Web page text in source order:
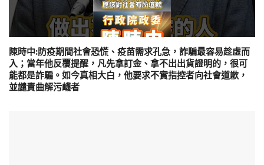
陳時中:防疫期間社會恐慌、疫苗需求孔急，詐騙最容易趁虛而
入；當年他反覆提醒，凡先拿訂金、拿不出出貨證明的，很可
能都是詐騙。如今真相大白，他要求不實指控者向社會道歉，
並譴責曲解污衊者